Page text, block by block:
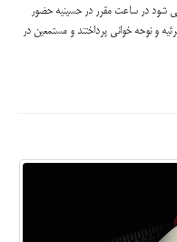
شود در ساعت مقرر در حسینیه حضور
و نوحه خوانی پرداختند و مستمعین در